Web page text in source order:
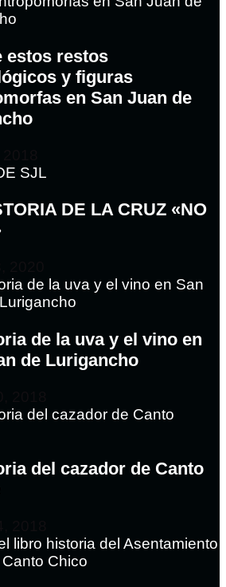
estos restos
y figuras
en San Juan de
SJL
DE LA CRUZ «NO
de la uva y el vino en
de Lurigancho
del cazador de Canto